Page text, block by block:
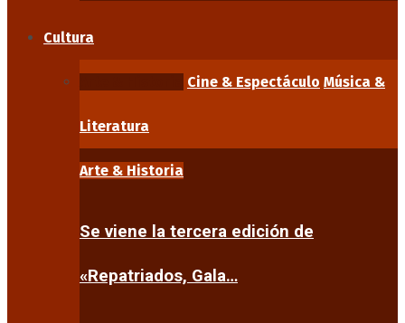
Cultura
Cine & Espectáculo Música &
Literatura
Arte & Historia
Se viene la tercera edición de
«Repatriados, Gala…